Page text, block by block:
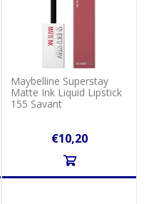
Maybelline Superstay
Matte Ink Liquid Lipstick
155 Savant
€10,20